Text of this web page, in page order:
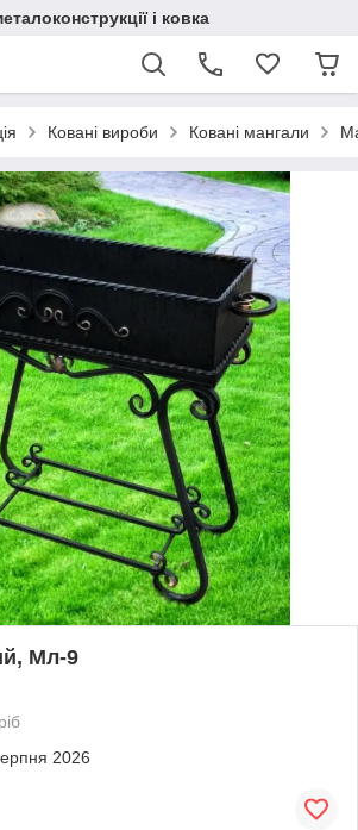
і ковка
Ковані вироби Ковані мангали
Мл-9
2026